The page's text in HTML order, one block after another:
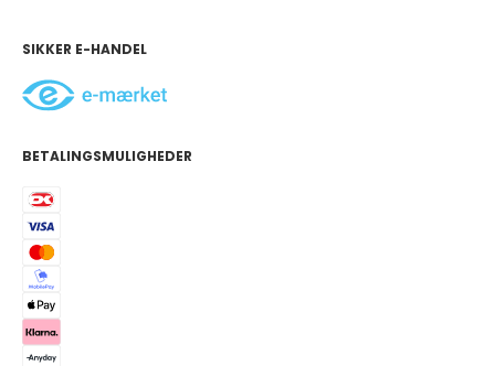
SIKKER E-HANDEL
BETALINGSMULIGHEDER